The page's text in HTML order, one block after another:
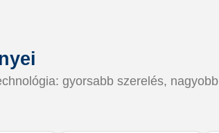
gyorsabb szerelés, nagyobb